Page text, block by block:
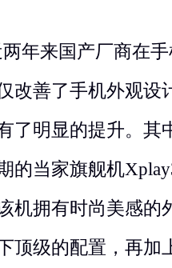
年来国产厂商在
改善了手机外观设
了明显的提升。其
的当家旗舰机
机拥有时尚美感的
顶级的配置，再加